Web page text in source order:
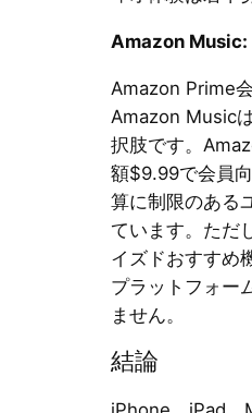
Amazon Music:
Amazon Prime
Amazon Music
択肢です。
額$9.99で会員
算に制限のある
ています。ただ
イズドおすすめ
プラットフォー
ません。
結論